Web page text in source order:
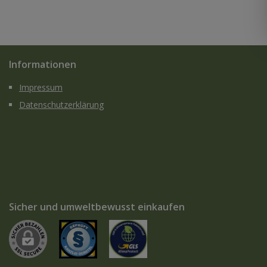
Informationen
Impressum
Datenschutzerklärung
Sicher und umweltbewusst einkaufen